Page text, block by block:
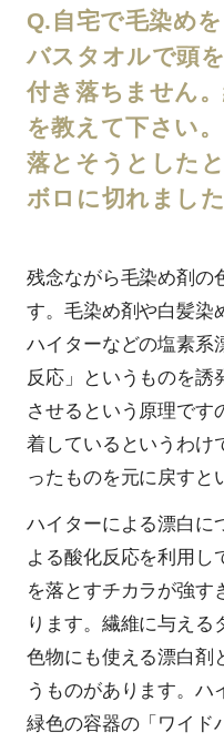
Q.自宅で毛染め
バスタオルで頭
付き落ちません
を教えて下さい
落とそうとした
ボロに切れました
残念ながら毛染め剤の
す。毛染め剤や白髪染
ハイターなどの塩素系
反応」というものを誘
させるという原理です
着しているというわけ
ったものを元に戻すと
ハイターによる漂白に
よる酸化反応を利用し
を落とすチカラが強す
ります。繊維に与える
色物にも使える漂白剤
うものがあります。ハ
緑色の容器の「ワイド